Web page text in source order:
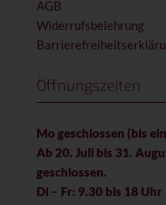
AGB
Widerrufsbelehrung
Öffnungszeiten
Mo geschlossen (bis
Ab 20. Juli bis 31.
geschlossen.
Di – Fr: 9.30 bis 18 Uhr